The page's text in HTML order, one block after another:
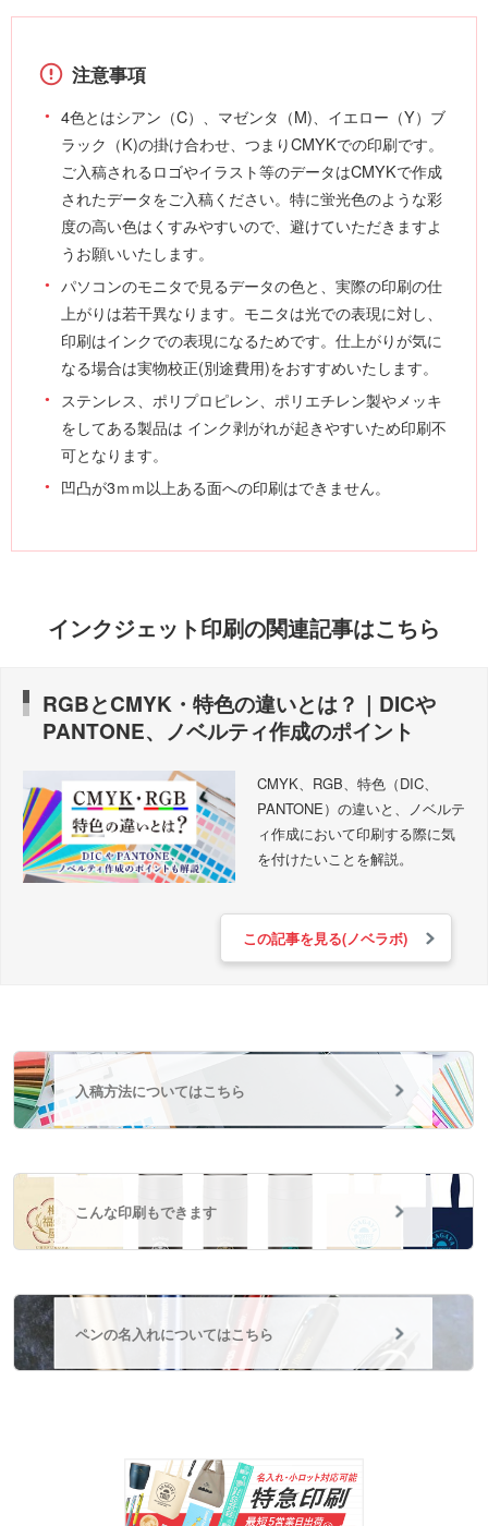
注意事項
4色とはシアン（C）、マゼンタ（M)、イエロー（Y）ブ
ラック（K)の掛け合わせ、つまりCMYKでの印刷です。
ご入稿されるロゴやイラスト等のデータはCMYKで作成
されたデータをご入稿ください。 特に蛍光色のような彩
度の高い色はくすみやすいので、避けていただきますよ
うお願いいたします。
パソコンのモニタで見るデータの色と、実際の印刷の仕
上がりは若干異なります。 モニタは光での表現に対し、
印刷はインクでの表現になるためです。 仕上がりが気に
なる場合は実物校正(別途費用)をおすすめいたします。
ステンレス、ポリプロピレン、ポリエチレン製やメッキ
をしてある製品は インク剥がれが起きやすいため印刷不
可となります。
凹凸が3ｍｍ以上ある面への印刷はできません。
インクジェット印刷の関連記事はこちら
RGBとCMYK・特色の違いとは？｜DICや
PANTONE、ノベルティ作成のポイント
CMYK、RGB、特色（DIC、
PANTONE）の違いと、ノベルテ
ィ作成において印刷する際に気
を付けたいことを解説。
この記事を見る(ノベラボ)
入稿方法についてはこちら
こんな印刷もできます
ペンの名入れについてはこちら